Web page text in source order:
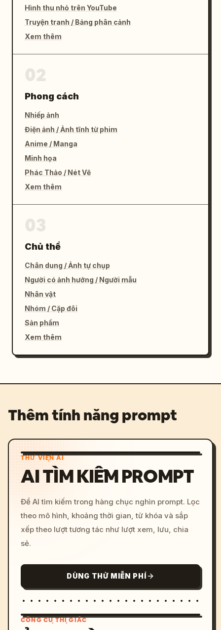
Hình thu nhỏ trên YouTube
Truyện tranh / Bảng phân cảnh
Xem thêm
Phong cách
Nhiếp ảnh
Điện ảnh / Ảnh tĩnh từ phim
Anime / Manga
Minh họa
Phác Thảo / Nét Vẽ
Xem thêm
Chủ thể
Chân dung / Ảnh tự chụp
Người có ảnh hưởng / Người mẫu
Nhân vật
Nhóm / Cặp đôi
Sản phẩm
Xem thêm
Thêm tính năng prompt
THƯ VIỆN AI
AI TÌM KIẾM PROMPT
Để AI tìm kiếm trong hàng chục nghìn prompt. Lọc
theo mô hình, khoảng thời gian, từ khóa và sắp
xếp theo lượt tương tác như lượt xem, lưu, chia
sẻ.
DÙNG THỬ MIỄN PHÍ
CÔNG CỤ THỊ GIÁC